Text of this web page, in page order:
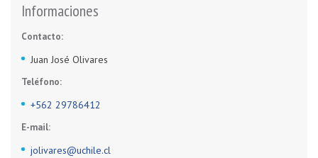
Informaciones
Contacto:
Juan José Olivares
Teléfono:
+562 29786412
E-mail:
jolivares@uchile.cl